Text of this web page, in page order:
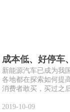
成本低、好停车
新能源汽车已成为我
各地都在探索如何提
消费者敢买，买过之
2019-10-09